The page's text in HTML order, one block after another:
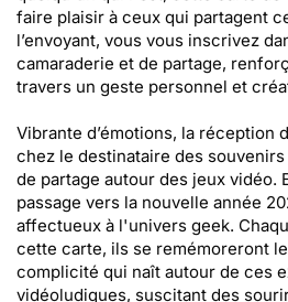
faire plaisir à ceux qui partagent
l’envoyant, vous vous inscrivez
camaraderie et de partage,
travers un geste personnel et
Vibrante d’émotions, la réception
chez le destinataire des
de partage autour des jeux vidéo.
passage vers la nouvelle année
affectueux à l'univers geek.
cette carte, ils se remémoreront
complicité qui naît autour de ces
vidéoludiques, suscitant des